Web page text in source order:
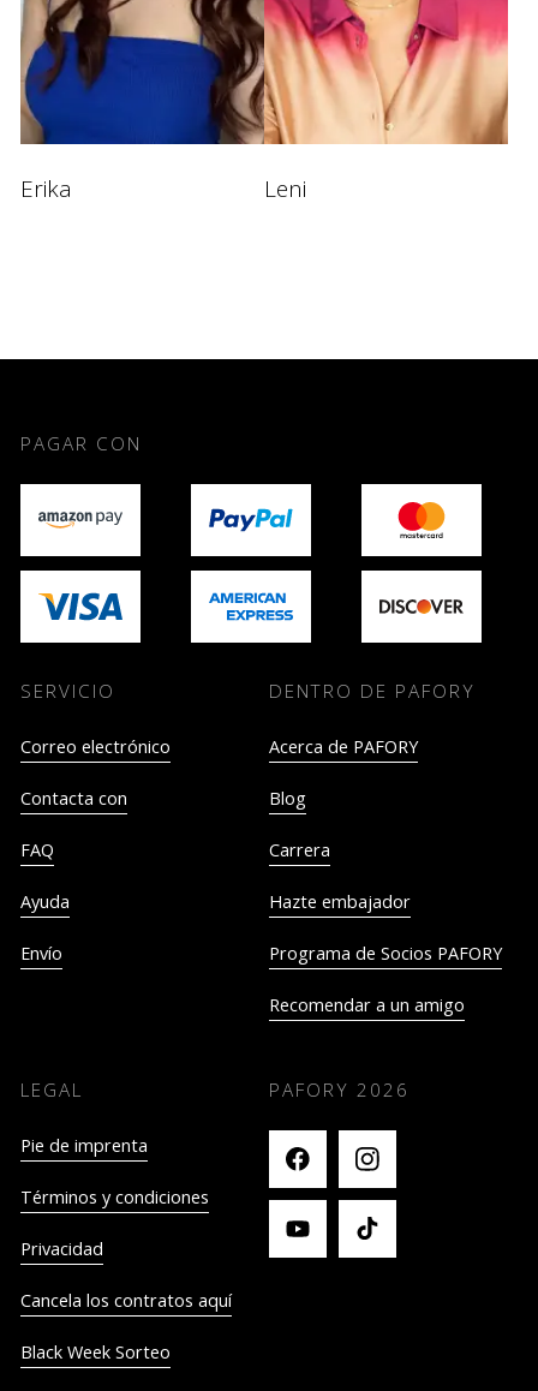
Erika Leni
PAGAR CON
SERVICIO
Correo electrónico
Contacta con
FAQ
Ayuda
Envío
DENTRO DE PAFORY
Acerca de PAFORY
Blog
Carrera
Hazte embajador
Programa de Socios PAFORY
Recomendar a un amigo
LEGAL
Pie de imprenta
Términos y condiciones
Privacidad
Cancela los contratos aquí
Black Week Sorteo
PAFORY 2026